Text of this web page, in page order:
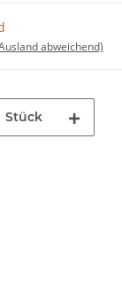
abweichend)
Stück